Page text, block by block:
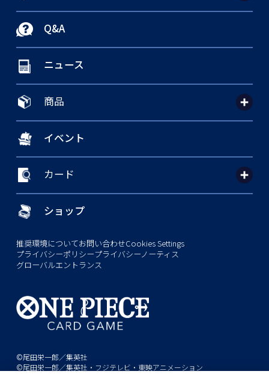
Q&A
ニュース
商品
イベント
カード
ショップ
推奨環境についてお問い合わせCookies Settings
プライバシーポリシープライバシーノーティス
グローバルエントランス
©尾田栄一郎／集英社
©尾田栄一郎／集英社・フジテレビ・東映アニメーション